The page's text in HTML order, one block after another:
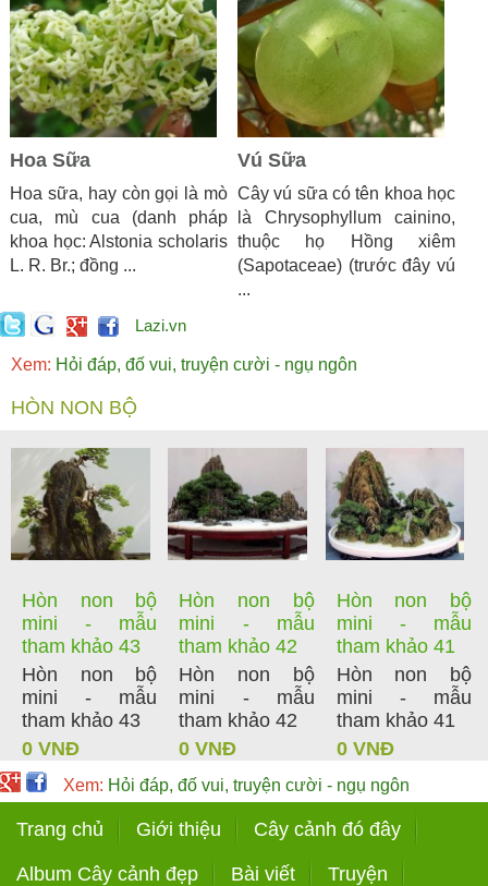
Hoa Sữa
Hoa sữa, hay còn gọi là mò
cua, mù cua (danh pháp
khoa học: Alstonia scholaris
L. R. Br.; đồng ...
Vú Sữa
Cây vú sữa có tên khoa học
là Chrysophyllum cainino,
thuộc họ Hồng xiêm
(Sapotaceae) (trước đây vú
...
Lazi.vn
Xem: Hỏi đáp, đố vui, truyện cười - ngụ ngôn
HÒN NON BỘ
Hòn non bộ
mini - mẫu
tham khảo 43
Hòn non bộ
mini - mẫu
tham khảo 43
0 VNĐ
Hòn non bộ
mini - mẫu
tham khảo 42
Hòn non bộ
mini - mẫu
tham khảo 42
0 VNĐ
Hòn non bộ
mini - mẫu
tham khảo 41
Hòn non bộ
mini - mẫu
tham khảo 41
0 VNĐ
Xem: Hỏi đáp, đố vui, truyện cười - ngụ ngôn
Trang chủ Giới thiệu Cây cảnh đó đây
Album Cây cảnh đẹp Bài viết Truyện